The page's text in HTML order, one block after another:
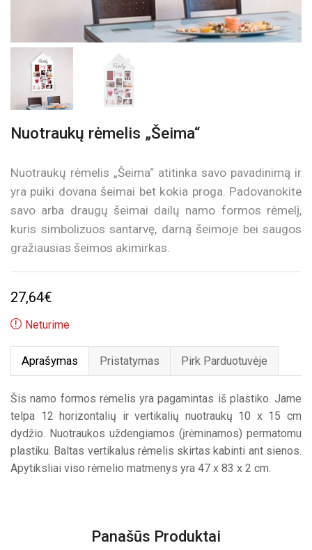
Nuotraukų rėmelis „Šeima“
Nuotraukų rėmelis „Šeima“ atitinka savo pavadinimą ir
yra puiki dovana šeimai bet kokia proga. Padovanokite
savo arba draugų šeimai dailų namo formos rėmelį,
kuris simbolizuos santarvę, darną šeimoje bei saugos
gražiausias šeimos akimirkas.
27,64€
Neturime
Aprašymas Pristatymas Pirk Parduotuvėje
Šis namo formos rėmelis yra pagamintas iš plastiko. Jame
telpa 12 horizontalių ir vertikalių nuotraukų 10 x 15 cm
dydžio. Nuotraukos uždengiamos (įrėminamos) permatomu
plastiku. Baltas vertikalus rėmelis skirtas kabinti ant sienos.
Apytiksliai viso rėmelio matmenys yra 47 x 83 x 2 cm.
Panašūs Produktai